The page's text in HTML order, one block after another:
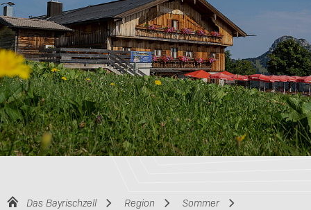
Das Bayrischzell Region
Sommer